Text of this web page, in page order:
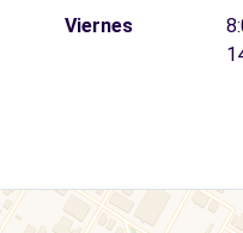
Viernes